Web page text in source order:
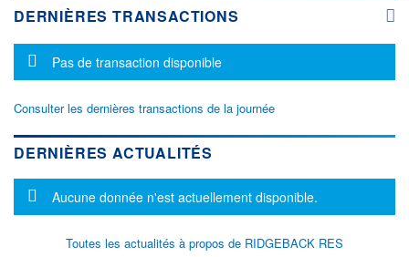
DERNIÈRES TRANSACTIONS
Message d'information
Pas de transaction disponible
Consulter les dernières transactions de la journée
DERNIÈRES ACTUALITÉS
Message d'information
Aucune donnée n'est actuellement disponible.
Toutes les actualités à propos de RIDGEBACK RES